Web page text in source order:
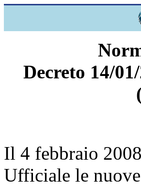
Decreto 14/
Il 4 febbraio
Ufficiale le